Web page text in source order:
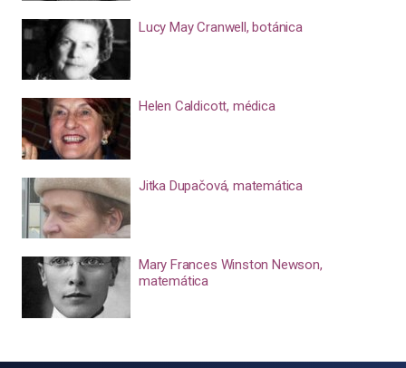
Lucy May Cranwell, botánica
Helen Caldicott, médica
Jitka Dupačová, matemática
Mary Frances Winston Newson,
matemática